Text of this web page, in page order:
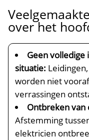
over het
Geen volledige
situatie:
worden niet
verrassingen
Ontbreken van
Afstemming
elektricien